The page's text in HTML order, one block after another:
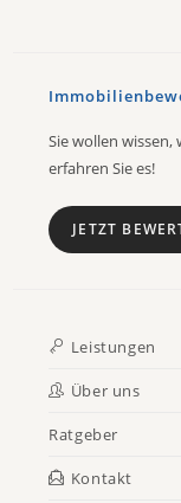
Sie wollen
erfahren Sie es!
JETZT
Leistungen
Über uns
Ratgeber
Kontakt